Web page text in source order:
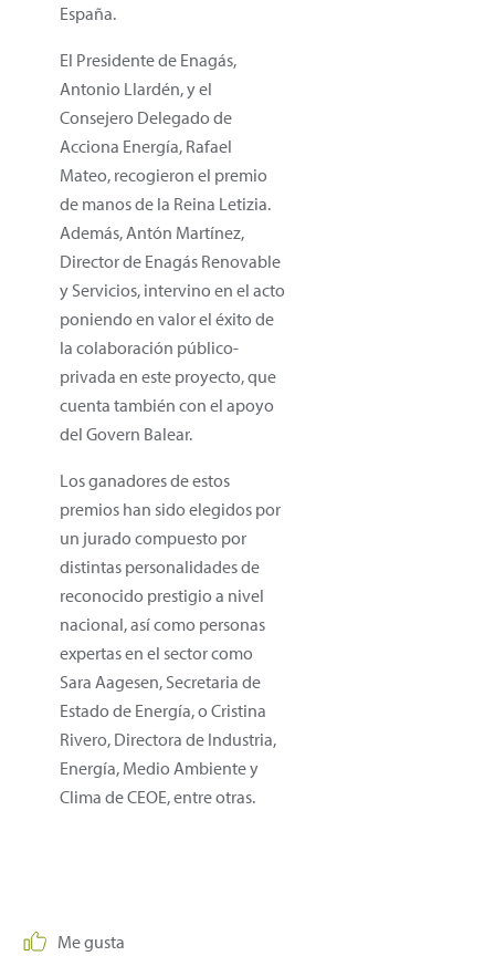
España.
El Presidente de Enagás,
Antonio Llardén, y el
Consejero Delegado de
Acciona Energía, Rafael
Mateo, recogieron el premio
de manos de la Reina Letizia.
Además, Antón Martínez,
Director de Enagás Renovable
y Servicios, intervino en el acto
poniendo en valor el éxito de
la colaboración público-
privada en este proyecto, que
cuenta también con el apoyo
del Govern Balear.
Los ganadores de estos
premios han sido elegidos por
un jurado compuesto por
distintas personalidades de
reconocido prestigio a nivel
nacional, así como personas
expertas en el sector como
Sara Aagesen, Secretaria de
Estado de Energía, o Cristina
Rivero, Directora de Industria,
Energía, Medio Ambiente y
Clima de CEOE, entre otras.
Me gusta